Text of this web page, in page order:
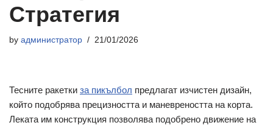
Стратегия
by администратор 21/01/2026
Тесните ракетки за пикълбол предлагат изчистен дизайн,
който подобрява прецизността и маневреността на корта.
Леката им конструкция позволява подобрено движение на